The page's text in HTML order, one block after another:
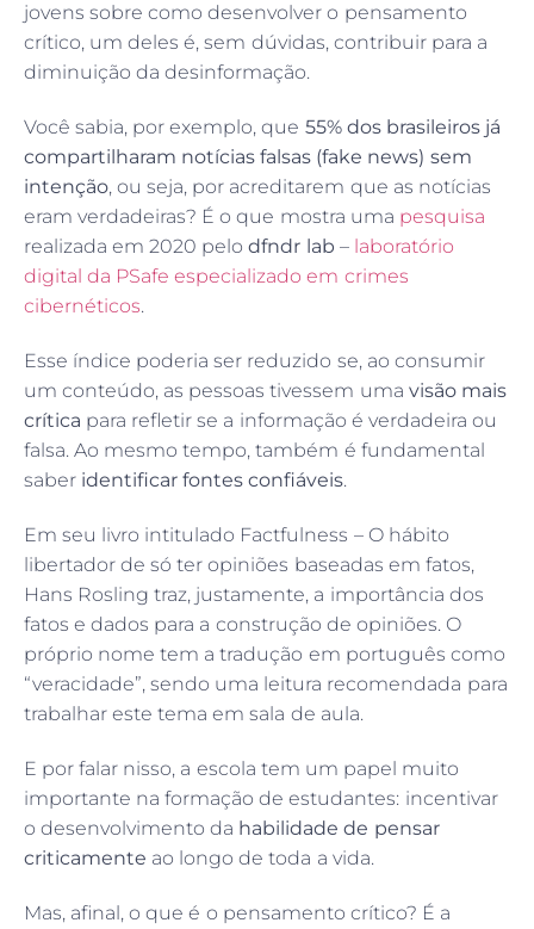
jovens sobre como desenvolver o pensamento
crítico, um deles é, sem dúvidas, contribuir para a
diminuição da desinformação.
Você sabia, por exemplo, que 55% dos brasileiros já
compartilharam notícias falsas (fake news) sem
intenção, ou seja, por acreditarem que as notícias
eram verdadeiras? É o que mostra uma pesquisa
realizada em 2020 pelodfndr lab – laboratório
digital da PSafe especializado em crimes
cibernéticos.
Esse índice poderia ser reduzido se, ao consumir
um conteúdo, as pessoas tivessem uma visão mais
crítica para refletir se a informação é verdadeira ou
falsa. Ao mesmo tempo, também é fundamental
saber identificar fontes confiáveis.
Em seu livro intitulado Factfulness – O hábito
libertador de só ter opiniões baseadas em fatos,
Hans Rosling traz, justamente, a importância dos
fatos e dados para a construção de opiniões. O
próprio nome tem a tradução em português como
“veracidade”, sendo uma leitura recomendada para
trabalhar este tema em sala de aula.
E por falar nisso, a escola tem um papel muito
importante na formação de estudantes: incentivar
o desenvolvimento da habilidade de pensar
criticamente ao longo de toda a vida.
Mas, afinal, o que é o pensamento crítico? É a